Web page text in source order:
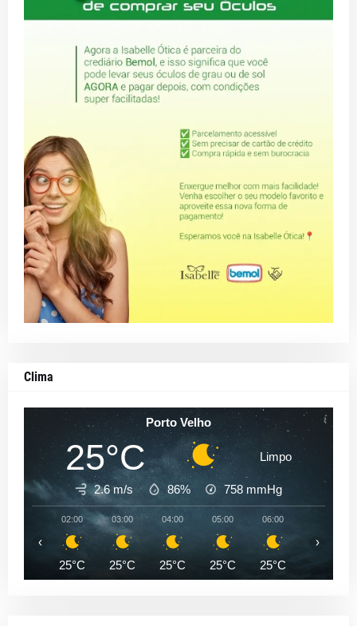
Clima
Porto Velho
25°C Limpo
2.6 m/s 86% 758 mmHg
02:00
25°C
03:00
25°C
04:00
25°C
05:00
25°C
06:00
25°C
‹ ›